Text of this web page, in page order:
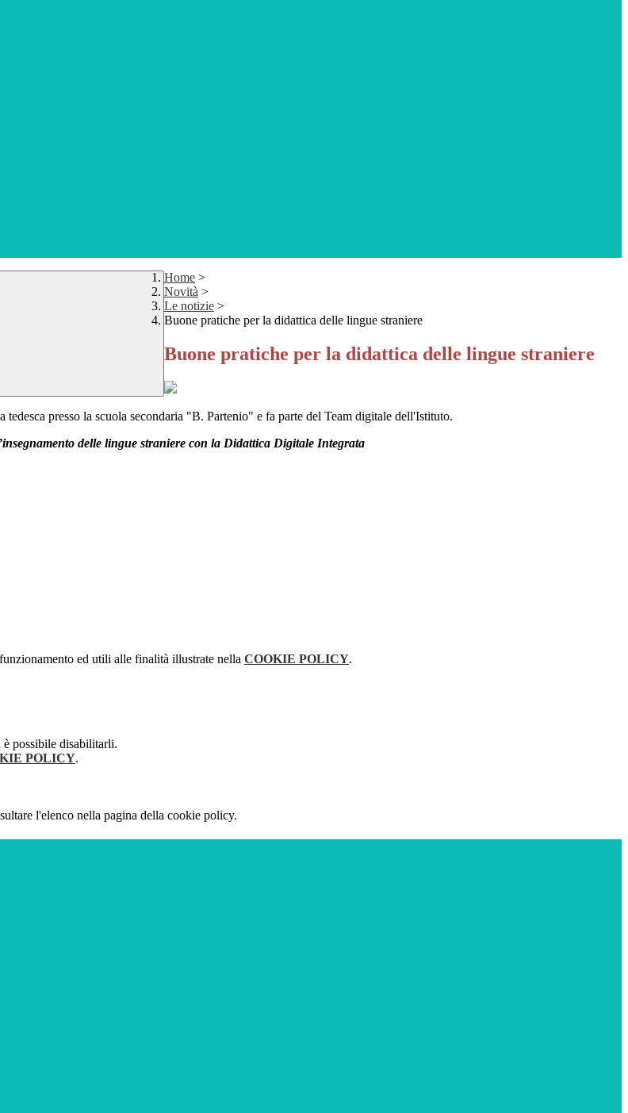
Home >
Novità >
Le notizie >
Buone pratiche per la didattica delle lingue straniere
Buone pratiche per la didattica delle lingue straniere
presso la scuola secondaria "B. Partenio" e fa parte del Team digitale dell'Istituto.
delle lingue straniere con la Didattica Digitale Integrata
ed utili alle finalità illustrate nella COOKIE POLICY.
possibile disabilitarli.
POLICY.
l'elenco nella pagina della cookie policy.